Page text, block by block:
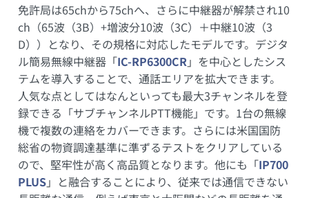
免許局は65chから75chへ、さらに中継器が解禁され10
ch（65波（3B）+増波分10波（3C）＋中継10波（3
D））となり、その規格に対応したモデルです。デジタ
ル簡易無線中継器「IC-RP6300CR 」を中心としたシス
テムを導入することで、通話エリアを拡大できます。
人気な点としてはなんといっても最大3チャンネルを登
録できる「サブチャンネルPTT機能」です。1台の無線
機で複数の連絡をカバーできます。さらには米国国防
総省の物資調達基準に準ずるテストをクリアしている
ので、堅牢性が高く高品質となります。他にも「IP700
PLUS」と融合することにより、従来では通信できない